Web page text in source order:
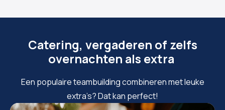
Catering, vergaderen of zelfs
overnachten als extra
Een populaire teambuilding combineren met leuke
extra’s? Dat kan perfect!